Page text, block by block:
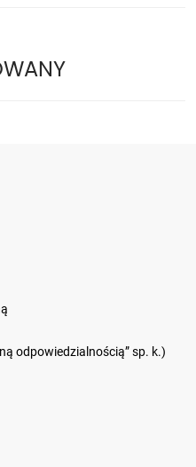
odpowiedzialnością” sp. k.)